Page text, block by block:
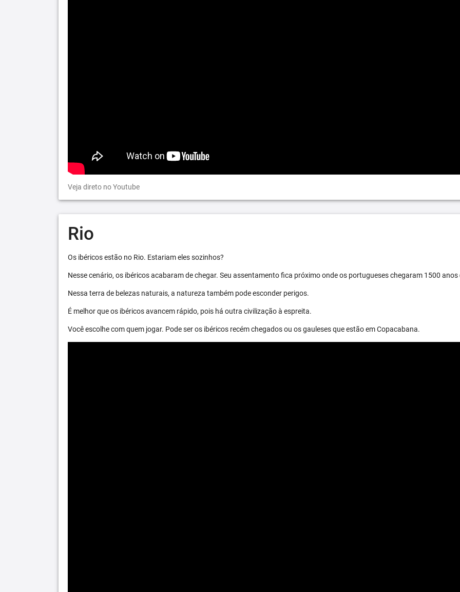
Veja direto no Youtube
Rio
Os ibéricos estão no Rio. Estariam eles sozinhos?
Nesse cenário, os ibéricos acabaram de chegar. Seu assentamento fica próximo onde os portugueses chegaram 1500 anos
Nessa terra de belezas naturais, a natureza também pode esconder perigos.
É melhor que os ibéricos avancem rápido, pois há outra civilização à espreita.
Você escolhe com quem jogar. Pode ser os ibéricos recém chegados ou os gauleses que estão em Copacabana.